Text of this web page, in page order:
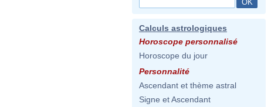
Calculs astrologiques
Horoscope personnalisé
Horoscope du jour
Personnalité
Ascendant et thème astral
Signe et Ascendant